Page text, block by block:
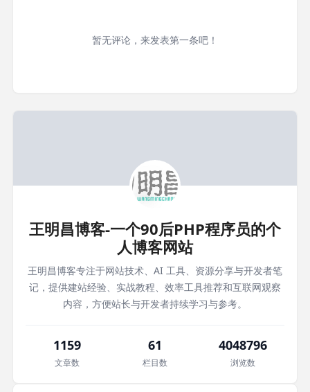
暂无评论，来发表第一条吧！
王明昌博客-一个90后PHP程序员的个
人博客网站
王明昌博客专注于网站技术、AI 工具、资源分享与开发者笔
记，提供建站经验、实战教程、效率工具推荐和互联网观察
内容，方便站长与开发者持续学习与参考。
1159
文章数
61
栏目数
4048796
浏览数